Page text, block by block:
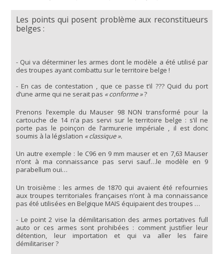
Les points qui posent problème aux reconstitueurs
belges :
- Qui va déterminer les armes dont le modèle a été utilisé par
des troupes ayant combattu sur le territoire belge !
- En cas de contestation , que ce passe t’il ??? Quid du port
d’une arme qui ne serait pas « conforme »?
Prenons l’exemple du Mauser 98 NON transformé pour la
cartouche de 14 n’a pas servi sur le territoire belge : s’il ne
porte pas le poinçon de l’armurerie impériale , il est donc
soumis à la législation « classique ».
Un autre exemple : le C96 en 9 mm mauser et en 7,63 Mauser
n’ont à ma connaissance pas servi sauf…le modèle en 9
parabellum oui…
Un troisième : les armes de 1870 qui avaient été refournies
aux troupes territoriales françaises n’ont à ma connaissance
pas été utilisées en Belgique MAIS équipaient des troupes …
- Le point 2 vise la démilitarisation des armes portatives full
auto or ces armes sont prohibées : comment justifier leur
détention, leur importation et qui va aller les faire
démilitariser ?